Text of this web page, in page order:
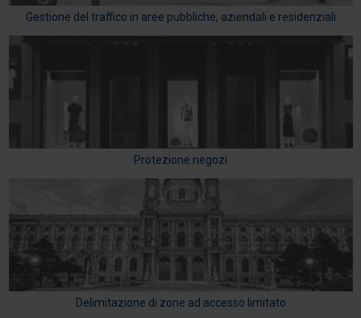
Gestione del traffico in aree pubbliche, aziendali e residenziali
Protezione negozi
Delimitazione di zone ad accesso limitato